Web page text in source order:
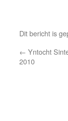
Dit bericht is
← Yntocht
2010